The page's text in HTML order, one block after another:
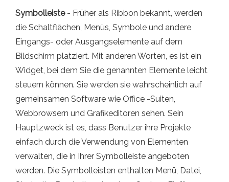
Symbolleiste - Früher als Ribbon bekannt, werden
die Schaltflächen, Menüs, Symbole und andere
Eingangs- oder Ausgangselemente auf dem
Bildschirm platziert. Mit anderen Worten, es ist ein
Widget, bei dem Sie die genannten Elemente leicht
steuern können. Sie werden sie wahrscheinlich auf
gemeinsamen Software wie Office -Suiten,
Webbrowsern und Grafikeditoren sehen. Sein
Hauptzweck ist es, dass Benutzer ihre Projekte
einfach durch die Verwendung von Elementen
verwalten, die in Ihrer Symbolleiste angeboten
werden. Die Symbolleisten enthalten Menü, Datei,